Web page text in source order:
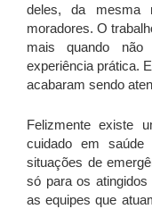
deles, da mesma
moradores. O
mais quando
experiência prática.
acabaram sendo
Felizmente existe
cuidado em saúde
situações de
só para os
as equipes que